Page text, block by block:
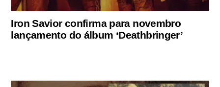
Iron Savior confirma para novembro
lançamento do álbum ‘Deathbringer’